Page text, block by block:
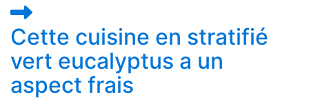
Cette cuisine en stratifié
vert eucalyptus a un
aspect frais